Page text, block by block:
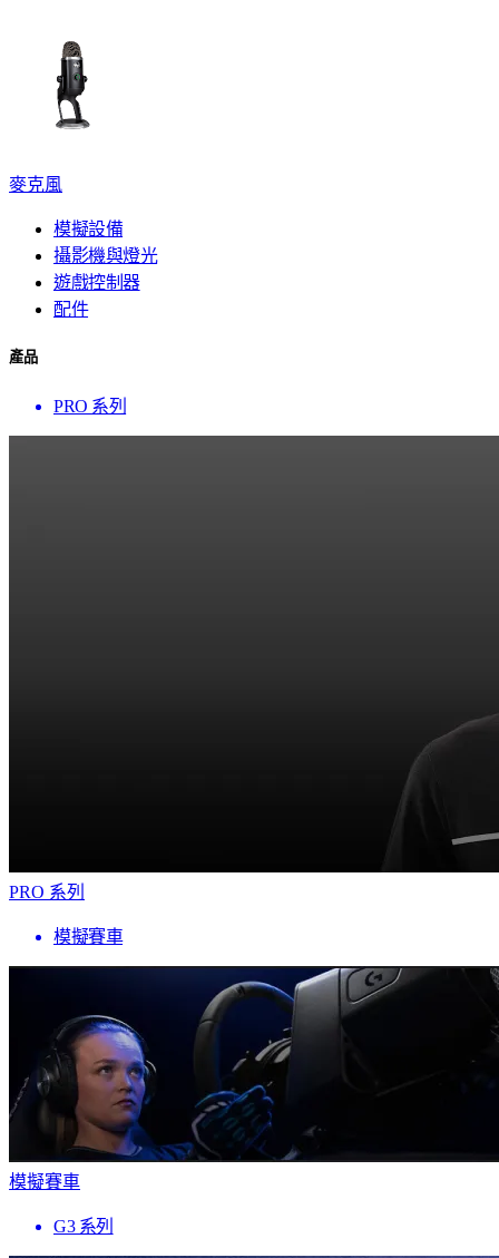
麥克風
模擬設備
攝影機與燈光
遊戲控制器
配件
產品
PRO 系列
PRO 系列
模擬賽車
模擬賽車
G3 系列